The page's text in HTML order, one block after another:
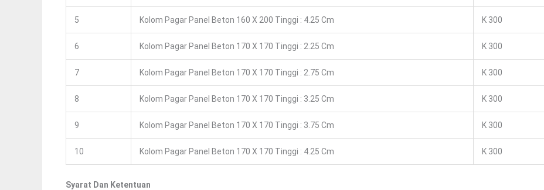
5 Kolom Pagar Panel Beton 160 X 200 Tinggi : 4.25 Cm K 300
6 Kolom Pagar Panel Beton 170 X 170 Tinggi : 2.25 Cm K 300
7 Kolom Pagar Panel Beton 170 X 170 Tinggi : 2.75 Cm K 300
8 Kolom Pagar Panel Beton 170 X 170 Tinggi : 3.25 Cm K 300
9 Kolom Pagar Panel Beton 170 X 170 Tinggi : 3.75 Cm K 300
10 Kolom Pagar Panel Beton 170 X 170 Tinggi : 4.25 Cm K 300
Syarat Dan Ketentuan